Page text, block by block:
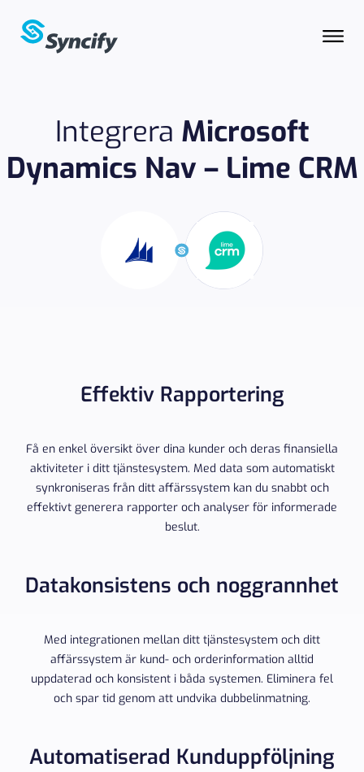
Integrera Microsoft
Dynamics Nav – Lime CRM
Effektiv Rapportering
Få en enkel översikt över dina kunder och deras finansiella
aktiviteter i ditt tjänstesystem. Med data som automatiskt
synkroniseras från ditt affärssystem kan du snabbt och
effektivt generera rapporter och analyser för informerade
beslut.
Datakonsistens och noggrannhet
Med integrationen mellan ditt tjänstesystem och ditt
affärssystem är kund- och orderinformation alltid
uppdaterad och konsistent i båda systemen. Eliminera fel
och spar tid genom att undvika dubbelinmatning.
Automatiserad Kunduppföljning